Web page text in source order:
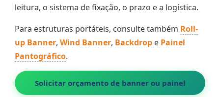
leitura, o sistema de fixação, o prazo e a logística.
Para estruturas portáteis, consulte também Roll-
up Banner, Wind Banner, Backdrop e Painel
Pantográfico.
Solicitar orçamento de banner ou painel